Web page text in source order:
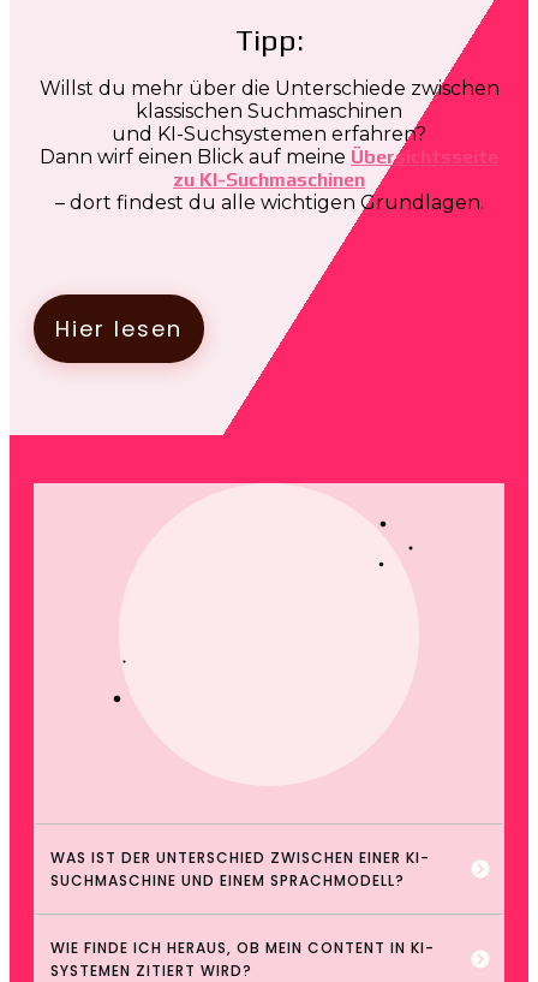
Tipp:
Willst du mehr über die Unterschiede zwischen
klassischen Suchmaschinen
und KI-Suchsystemen erfahren?
Dann wirf einen Blick auf meine Übersichtsseite
zu KI-Suchmaschinen
– dort findest du alle wichtigen Grundlagen.
Hier lesen
WAS IST DER UNTERSCHIED ZWISCHEN EINER KI-
SUCHMASCHINE UND EINEM SPRACHMODELL?
WIE FINDE ICH HERAUS, OB MEIN CONTENT IN KI-
SYSTEMEN ZITIERT WIRD?